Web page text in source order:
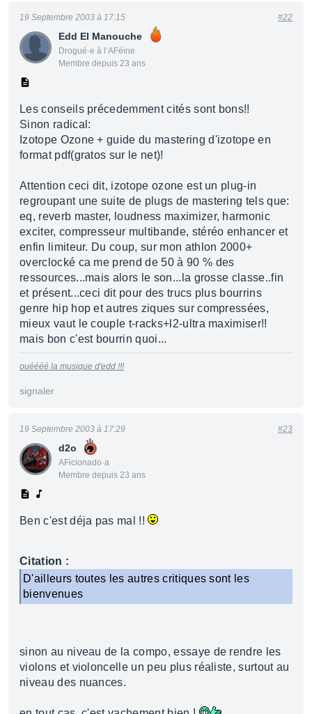
Edd El Manouche
Drogué·e à l’AFéine
Membre depuis 23 ans
19 Septembre 2003 à 17:15 #22
Les conseils précedemment cités sont bons!!
Sinon radical:
Izotope Ozone + guide du mastering d'izotope en
format pdf(gratos sur le net)!
Attention ceci dit, izotope ozone est un plug-in
regroupant une suite de plugs de mastering tels que:
eq, reverb master, loudness maximizer, harmonic
exciter, compresseur multibande, stéréo enhancer et
enfin limiteur. Du coup, sur mon athlon 2000+
overclocké ca me prend de 50 à 90 % des
ressources...mais alors le son...la grosse classe..fin
et présent...ceci dit pour des trucs plus bourrins
genre hip hop et autres ziques sur compressées,
mieux vaut le couple t-racks+l2-ultra maximiser!!
mais bon c'est bourrin quoi...
ouéééé la musique d'edd !!!
signaler
d2o
AFicionado·a
Membre depuis 23 ans
19 Septembre 2003 à 17:29 #23
Ben c'est déja pas mal !!
Citation :
D'ailleurs toutes les autres critiques sont les
bienvenues
sinon au niveau de la compo, essaye de rendre les
violons et violoncelle un peu plus réaliste, surtout au
niveau des nuances.